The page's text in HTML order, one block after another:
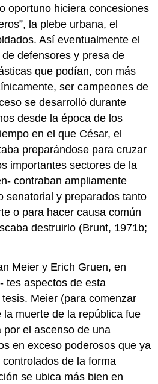
oportuno hiciera concesiones
la plebe urbana, el
Así eventualmente el
defensores y presa de
que podían, con más
ser campeones de
se desarrolló durante
desde la época de los
en el que César, el
preparándose para cruzar
importantes sectores de la
contraban ampliamente
senatorial y preparados tanto
o para hacer causa común
destruirlo (Brunt, 1971b;
Meier y Erich Gruen, en
tes aspectos de esta
Meier (para comenzar
muerte de la república fue
el ascenso de una
en exceso poderosos que ya
de la forma
se ubica más bien en